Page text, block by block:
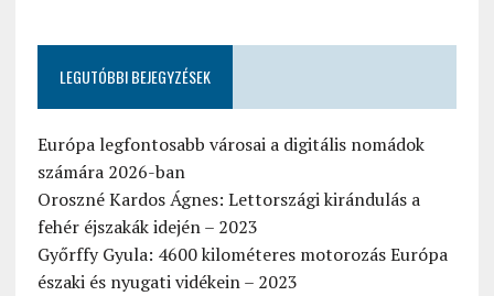
LEGUTÓBBI BEJEGYZÉSEK
Európa legfontosabb városai a digitális nomádok
számára 2026-ban
Oroszné Kardos Ágnes: Lettországi kirándulás a
fehér éjszakák idején – 2023
Győrffy Gyula: 4600 kilométeres motorozás Európa
északi és nyugati vidékein – 2023